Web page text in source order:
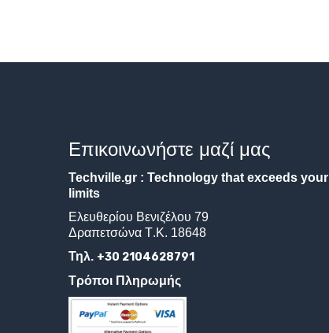
Επικοινωνήστε μαζί μας
Techville.gr : Technology that exceeds your
limits
Ελευθερίου Βενιζέλου 79
Δραπετσώνα Τ.Κ. 18648
Τηλ. +30 2104628791
Τρόποι Πληρωμής